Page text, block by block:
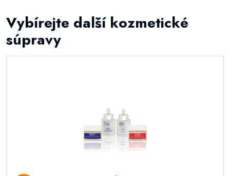
Vybírejte další kozmetické
súpravy